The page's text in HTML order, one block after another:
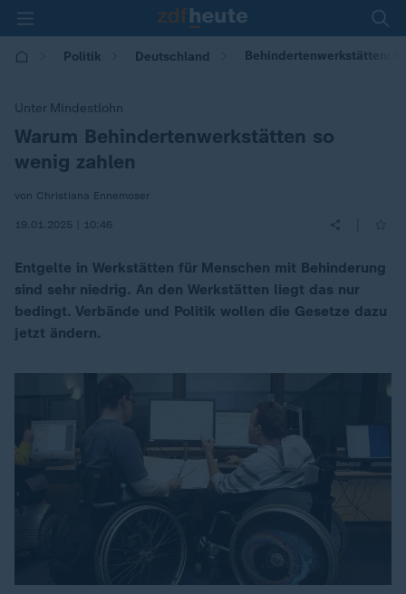
Politik Deutschland Behindertenwerkstätten:
Unter Mindestlohn
:
Warum Behindertenwerkstätten so
wenig zahlen
von Christiana Ennemoser
19.01.2025 | 10:46
Entgelte in Werkstätten für Menschen mit Behinderung
sind sehr niedrig. An den Werkstätten liegt das nur
bedingt. Verbände und Politik wollen die Gesetze dazu
jetzt ändern.